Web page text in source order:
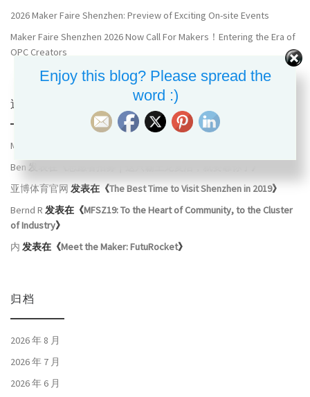
2026 Maker Faire Shenzhen: Preview of Exciting On-site Events
Maker Faire Shenzhen 2026 Now Call For Makers！Entering the Era of
OPC Creators
近期评论
Meilily
Ben 发表在《
亚博体育官网 发表在《The Best Time to Visit Shenzhen in 2019》
Bernd R 发表在《MFSZ19: To the Heart of Community, to the Cluster
of Industry》
内 发表在《Meet the Maker: FutuRocket》
归档
2026 年 8 月
2026 年 7 月
2026 年 6 月
Enjoy this blog? Please spread the
word :)